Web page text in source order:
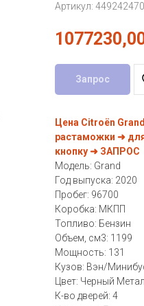
Артикул: 449242470
Запрос
Цена Citroën
растаможки ➜
кнопку ➜ ЗАПРОС
Модель: Grand
Год выпуска: 2020
Пробег: 96700
Коробка: МКПП
Топливо: Бензин
Объем, см3: 1199
Мощность: 131
Кузов: Вэн/
Цвет: Черный
К-во дверей: 4